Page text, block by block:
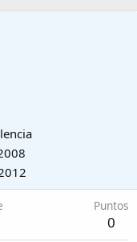
Puntos
0